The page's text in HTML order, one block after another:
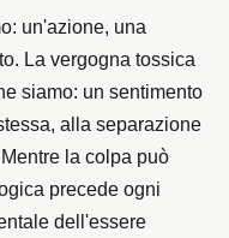
un'azione, una
La vergogna tossica
siamo: un sentimento
alla separazione
la colpa può
precede ogni
dell'essere